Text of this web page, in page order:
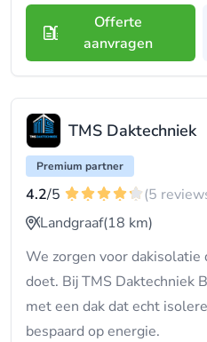
Offerte
aanvragen
TMS Daktechniek
Premium partner
4.2/5
(5
Landgraaf(18 km)
We zorgen voor dakisolatie
doet. Bij TMS Daktechniek
met een dak dat echt
bespaard op energie.